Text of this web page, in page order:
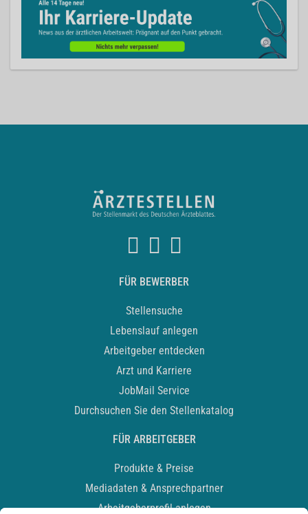
FÜR BEWERBER
Stellensuche
Lebenslauf anlegen
Arbeitgeber entdecken
Arzt und Karriere
JobMail Service
Durchsuchen Sie den Stellenkatalog
FÜR ARBEITGEBER
Produkte & Preise
Mediadaten & Ansprechpartner
Arbeitgeberprofil anlegen